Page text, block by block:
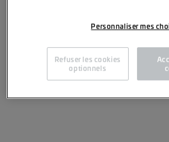
Personnaliser mes
Refuser les cookies
optionnels